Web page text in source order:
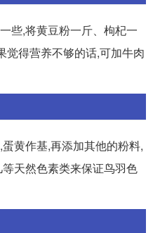
些,将黄豆粉一斤、枸杞一
觉得营养不够的话,可加牛肉
黄作基,再添加其他的粉料,
天然色素类来保证鸟羽色